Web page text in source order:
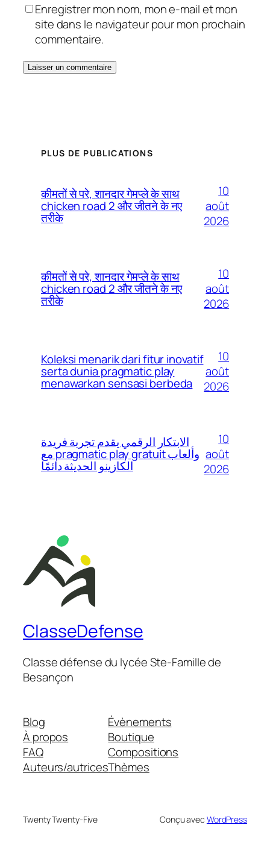
Enregistrer mon nom, mon e-mail et mon
site dans le navigateur pour mon prochain
commentaire.
PLUS DE PUBLICATIONS
कीमतों से परे, शानदार गेमप्ले के साथ
chicken road 2 और जीतने के नए
तरीके
10
août
2026
कीमतों से परे, शानदार गेमप्ले के साथ
chicken road 2 और जीतने के नए
तरीके
10
août
2026
Koleksi menarik dari fitur inovatif
serta dunia pragmatic play
menawarkan sensasi berbeda
10
août
2026
الابتكار الرقمي يقدم تجربة فريدة
مع pragmatic play gratuit وألعاب
الكازينو الحديثة دائمًا
10
août
2026
ClasseDefense
Classe défense du lycée Ste-Famille de
Besançon
Blog
À propos
FAQ
Auteurs/autrices
Évènements
Boutique
Compositions
Thèmes
Twenty Twenty-Five Conçu avec WordPress